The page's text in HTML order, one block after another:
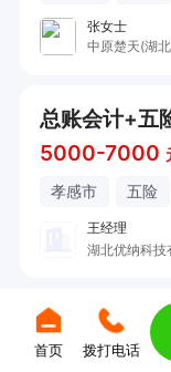
张女士
中原楚天(湖
总账会计+五
5000-7000
孝感市 五险
王经理
湖北优纳科技
首页 拨打电话